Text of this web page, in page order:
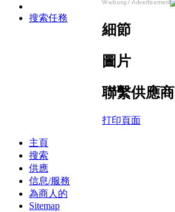
搜索任務
細節
圖片
聯繫供應商
打印頁面
主頁
搜索
供應
信息/服務
為商人的
Sitemap